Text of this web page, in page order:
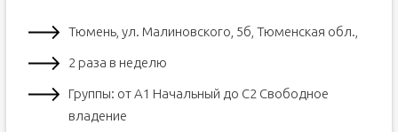
Тюмень, ул. Малиновского, 5б, Тюменская обл.,
2 раза в неделю
Группы: от А1 Начальный до С2 Свободное
владение